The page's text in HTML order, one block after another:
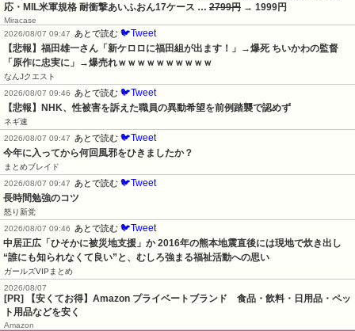
応・MIL米軍規格 耐衝撃あいふおん17ケース … 2799円 → 1999円
Miracase
2026/08/07 09:47
あとで読む 🐦Tweet
【悲報】福田雄一さん「新ケロロに福田組が出ます！」→爆死 ちいかわの監督
「原作に忠実に」→爆売れｗｗｗｗｗｗｗｗｗｗ
なんJクエスト
2026/08/07 09:46
あとで読む 🐦Tweet
【悲報】NHK、性被害を訴えた職員の異動希望を前例踏襲で認めず
ネギ速
2026/08/07 09:47
あとで読む 🐦Tweet
今年に入ってから何回風邪をひきましたか？
まとめブレイド
2026/08/07 09:47
あとで読む 🐦Tweet
長時間勉強のコツ
怒り新党
2026/08/07 09:46
あとで読む 🐦Tweet
中居正広「ひそかに被災地支援」か 2016年の熊本地震直後には現地で炊き出し
“誰にも知られなくて良い”と、むしろ強まる福祉活動への思い
ガールズVIPまとめ
2026/08/07
[PR] 【安くてお得】Amazon プライベートブランド 食品・飲料・日用品・ペッ
ト用品などを安く
Amazon